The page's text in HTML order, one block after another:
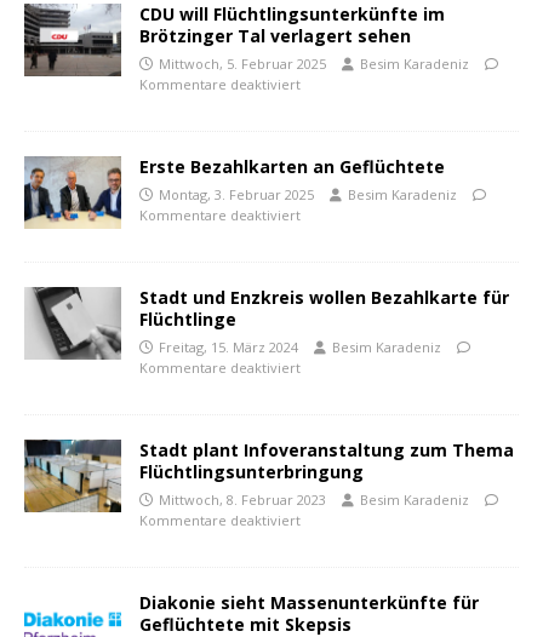
CDU will Flüchtlingsunterkünfte im
Brötzinger Tal verlagert sehen
Mittwoch, 5. Februar 2025
Besim Karadeniz
Kommentare deaktiviert
Erste Bezahlkarten an Geflüchtete
Montag, 3. Februar 2025
Besim Karadeniz
Kommentare deaktiviert
Stadt und Enzkreis wollen Bezahlkarte für
Flüchtlinge
Freitag, 15. März 2024
Besim Karadeniz
Kommentare deaktiviert
Stadt plant Infoveranstaltung zum Thema
Flüchtlingsunterbringung
Mittwoch, 8. Februar 2023
Besim Karadeniz
Kommentare deaktiviert
Diakonie sieht Massenunterkünfte für
Geflüchtete mit Skepsis